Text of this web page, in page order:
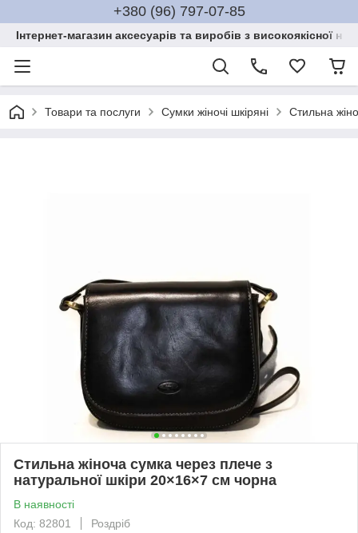
+380 (96) 797-07-85
Інтернет-магазин аксесуарів та виробів з високоякісної
Товари та послуги Сумки жіночі шкіряні Стильна
Стильна жіноча сумка через плече з
натуральної шкіри 20×16×7 см чорна
В наявності
Код: 82801
Роздріб